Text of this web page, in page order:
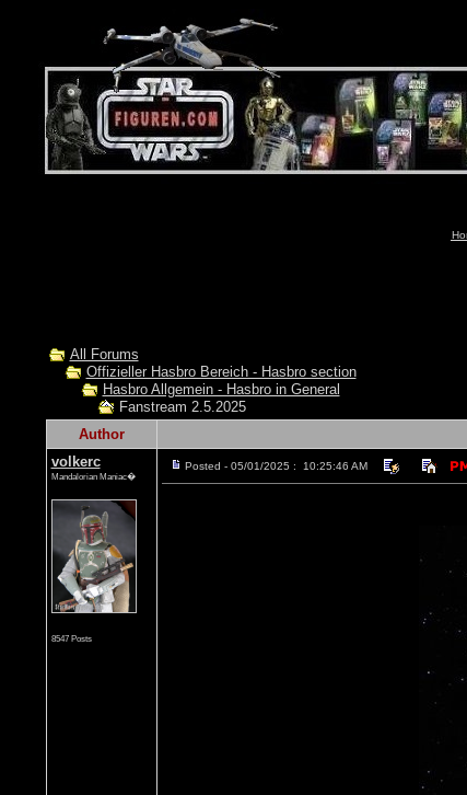
All Forums
Offizieller Hasbro Bereich - Hasbro section
Hasbro Allgemein - Hasbro in General
Fanstream 2.5.2025
Author
volkerc
Mandalorian Maniac�
8547 Posts
Posted - 05/01/2025 : 10:25:46 AM